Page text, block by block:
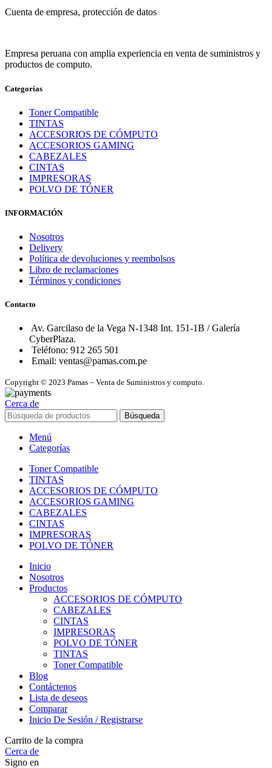
Cuenta de empresa, protección de datos
Empresa peruana con amplia experiencia en venta de suministros y
productos de computo.
Categorías
Toner Compatible
TINTAS
ACCESORIOS DE CÓMPUTO
ACCESORIOS GAMING
CABEZALES
CINTAS
IMPRESORAS
POLVO DE TÓNER
INFORMACIÓN
Nosotros
Delivery
Política de devoluciones y reembolsos
Libro de reclamaciones
Términos y condiciones
Contacto
Av. Garcilaso de la Vega N-1348 Int. 151-1B / Galería
CyberPlaza.
Teléfono: 912 265 501
Email: ventas@pamas.com.pe
Copyright © 2023 Pamas – Venta de Suministros y computo.
Cerca de
Búsqueda
Menú
Categorías
Toner Compatible
TINTAS
ACCESORIOS DE CÓMPUTO
ACCESORIOS GAMING
CABEZALES
CINTAS
IMPRESORAS
POLVO DE TÓNER
Inicio
Nosotros
Productos
ACCESORIOS DE CÓMPUTO
CABEZALES
CINTAS
IMPRESORAS
POLVO DE TÓNER
TINTAS
Toner Compatible
Blog
Contáctenos
Lista de deseos
Comparar
Inicio De Sesión / Registrarse
Carrito de la compra
Cerca de
Signo en